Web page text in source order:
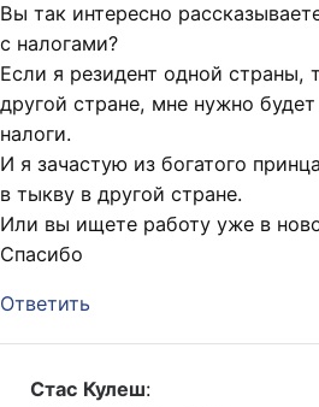
Вы так интересно
с налогами?
Если я резидент одной страны,
другой стране, мне нужно
налоги.
И я зачастую из богатого
в тыкву в другой стране.
Или вы ищете работу уже в
Спасибо
Ответить
Стас Кулеш: